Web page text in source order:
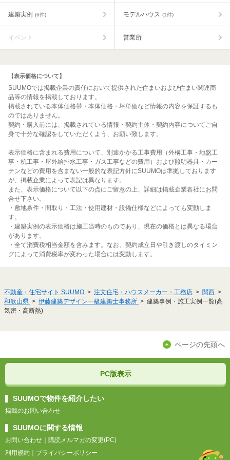
建築実例 (6件) モデルハウス (1件)
イベント 営業所
【表示価格について】
SUUMOでは掲載企業の責任において提供された住まいおよび住まい関連商
品等の情報を掲載しております。
掲載されている本体価格帯・本体価格・坪単価など情報の内容を保証するも
のではありません。
契約・購入前には、掲載されている情報・契約主体・契約内容についてご自
身で十分な確認をしていただくよう、お願い致します。
表示価格に含まれる費用について、別途かかる工事費用（外構工事・地盤工
事・杭工事・屋外給排水工事・ガス工事などの費用）および照明器具・カー
テンなどの費用を含まない一般的な表記方針にSUUMOは準拠しております
が、掲載企業によって表記は異なります。
また、表示価格について以下の点にご留意の上、詳細は掲載企業各社にお問
合せ下さい。
・敷地条件・間取り・工法・使用建材・設備仕様などによっても変動しま
す。
・建築実例の表示価格は施工当時のものであり、現在の価格とは異なる場合
があります。
・全て消費税相当金額を含みます。なお、契約成立日や引き渡しのタイミン
グによって消費税率が変わった場合には変動します。
不動産・住宅サイト SUUMO 注文住宅・ハウスメーカー・工務店
関西
和歌山県
伊藤建築デザイン一級建築士事務所
建築事例・施工実例一覧(高
気密・高断熱)
ページの先頭へ
PC版表示
SUUMOで物件を紹介したい
掲載のお問い合わせ
SUUMOに関する情報
お問い合わせ
購読メルマガの変更(PC)
利用規約
プライバシーポリシー